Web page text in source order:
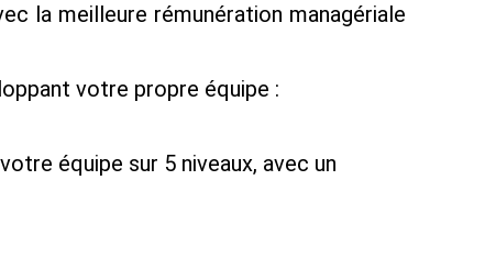
la meilleure rémunération managériale
votre propre équipe :
équipe sur 5 niveaux, avec un